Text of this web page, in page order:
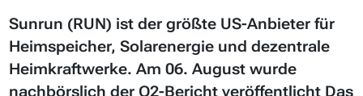
Sunrun (RUN) ist der größte US-Anbieter für
Heimspeicher, Solarenergie und dezentrale
Heimkraftwerke. Am 06. August wurde
nachbörslich der Q2-Bericht veröffentlicht Das